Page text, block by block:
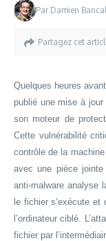
Par Damien Bancal
Partagez cet
Quelques heures
publié une mise à
son moteur de
Cette vulnérabilité
contrôle de la
avec une pièce
anti-malware analyse
le fichier s’exécute
l’ordinateur ciblé.
fichier par